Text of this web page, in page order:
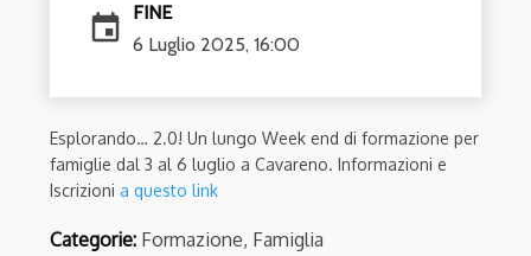
event
FINE
6 Luglio 2025, 16:00
Esplorando… 2.0! Un lungo Week end di formazione per
famiglie dal 3 al 6 luglio a Cavareno. Informazioni e
Iscrizioni a questo link
Categorie: Formazione, Famiglia